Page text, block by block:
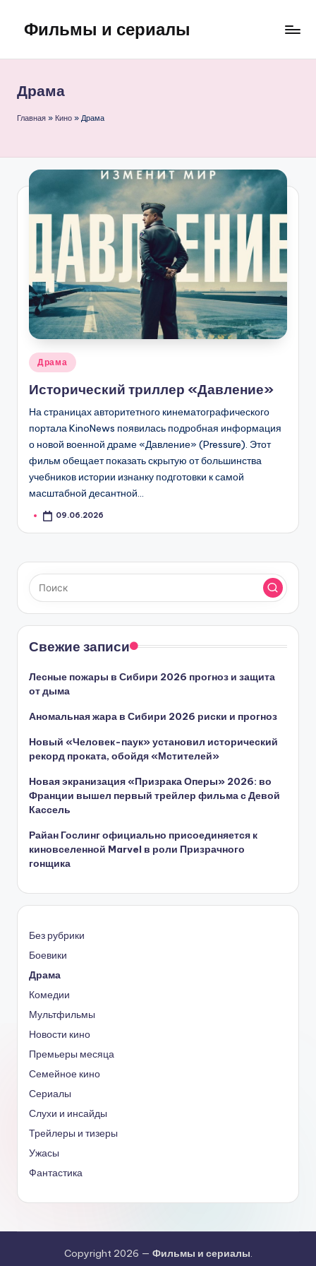
Перейти
содержимому
Фильмы и сериалы
Драма
Главная » Кино » Драма
Опубликовано
Драма
Исторический триллер «Давление»
На страницах авторитетного кинематографического
портала KinoNews появилась подробная информация
о новой военной драме «Давление» (Pressure). Этот
фильм обещает показать скрытую от большинства
учебников истории изнанку подготовки к самой
масштабной десантной…
09.06.2026
Свежие записи
Лесные пожары в Сибири 2026 прогноз и защита
от дыма
Аномальная жара в Сибири 2026 риски и прогноз
Новый «Человек-паук» установил исторический
рекорд проката, обойдя «Мстителей»
Новая экранизация «Призрака Оперы» 2026: во
Франции вышел первый трейлер фильма с Девой
Кассель
Райан Гослинг официально присоединяется к
киновселенной Marvel в роли Призрачного
гонщика
Без рубрики
Боевики
Драма
Комедии
Мультфильмы
Новости кино
Премьеры месяца
Семейное кино
Сериалы
Слухи и инсайды
Трейлеры и тизеры
Ужасы
Фантастика
Copyright 2026 — Фильмы и сериалы.